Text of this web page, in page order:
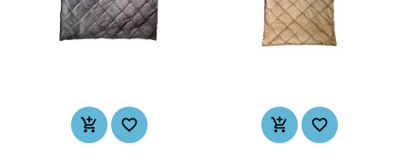
   